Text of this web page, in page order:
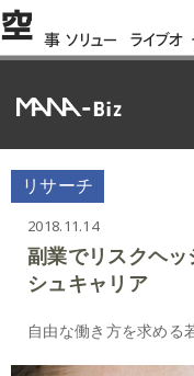
空 事
例
ソリュー
ション
ライブオ
フィス
リサーチ
2018.11.14
副業でリスクヘ
シュキャリア
自由な働き方を求める